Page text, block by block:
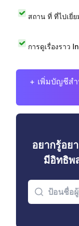
สถาน ที่ ที่ไปเยี่
การดูเรื่องราว
+ เพิ่มบัญชีสำ
อยากรู้อย
มีอิทธิพ